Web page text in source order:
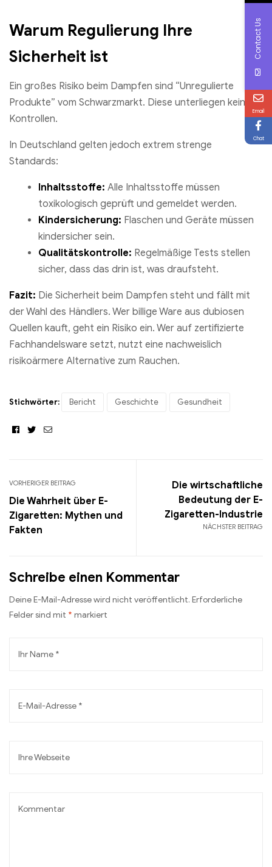
Warum Regulierung Ihre
Sicherheit ist
Ein großes Risiko beim Dampfen sind “Unregulierte
Produkte” vom Schwarzmarkt. Diese unterliegen keinen
Kontrollen.
In Deutschland gelten jedoch extrem strenge
Standards:
Inhaltsstoffe: Alle Inhaltsstoffe müssen
toxikologisch geprüft und gemeldet werden.
Kindersicherung: Flaschen und Geräte müssen
kindersicher sein.
Qualitätskontrolle: Regelmäßige Tests stellen
sicher, dass das drin ist, was draufsteht.
Fazit: Die Sicherheit beim Dampfen steht und fällt mit
der Wahl des Händlers. Wer billige Ware aus dubiosen
Quellen kauft, geht ein Risiko ein. Wer auf zertifizierte
Fachhandelsware setzt, nutzt eine nachweislich
risikoärmere Alternative zum Rauchen.
Stichwörter: Bericht Geschichte Gesundheit
Facebook
TwitterEmail
VORHERIGER BEITRAG
Die Wahrheit über E-
Zigaretten: Mythen und
Fakten
NÄCHSTER BEITRAG
Die wirtschaftliche
Bedeutung der E-
Zigaretten-Industrie
Schreibe einen Kommentar
Deine E-Mail-Adresse wird nicht veröffentlicht. Erforderliche
Felder sind mit * markiert
Contact Us
Email
Chat